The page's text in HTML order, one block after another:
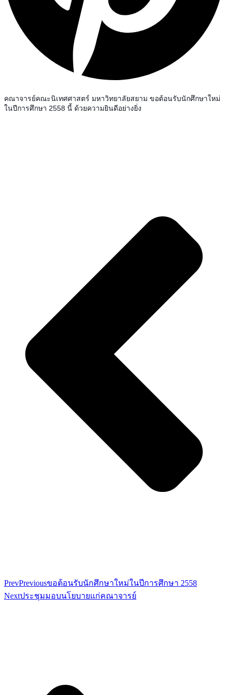
คณาจารย์คณะนิเทศศาสตร์ มหาวิทยาลัยสยาม ขอต้อนรับนักศึกษาใหม่
ในปีการศึกษา 2558 นี้ ด้วยความยินดีอย่างยิ่ง
PrevPreviousขอต้อนรับนักศึกษาใหม่ในปีการศึกษา 2558
Nextประชุมมอบนโยบายแก่คณาจารย์